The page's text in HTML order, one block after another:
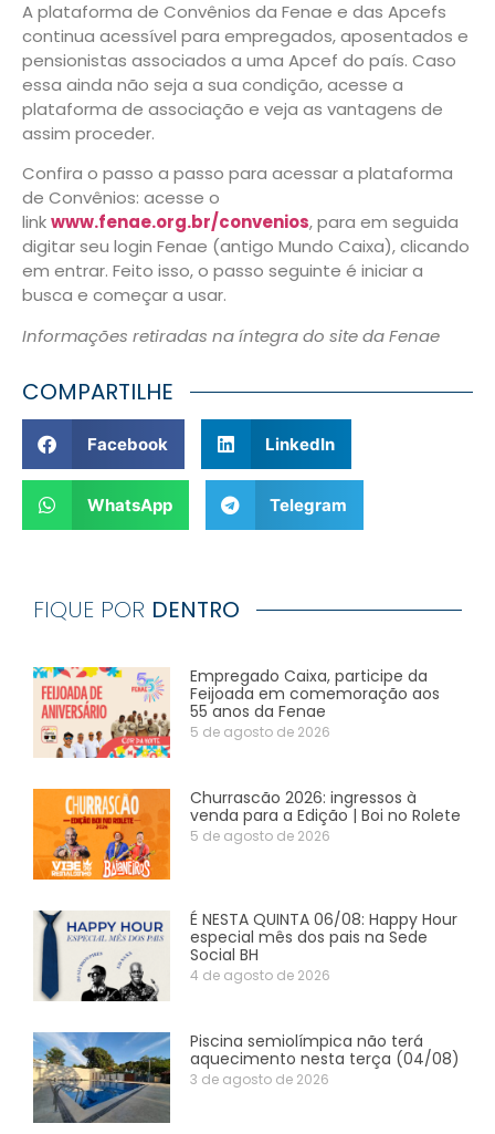
A plataforma de Convênios da Fenae e das Apcefs
continua acessível para empregados, aposentados e
pensionistas associados a uma Apcef do país. Caso
essa ainda não seja a sua condição, acesse a
plataforma de associação e veja as vantagens de
assim proceder.
Confira o passo a passo para acessar a plataforma
de Convênios: acesse o
linkwww.fenae.org.br/convenios, para em seguida
digitar seu login Fenae (antigo Mundo Caixa), clicando
em entrar. Feito isso, o passo seguinte é iniciar a
busca e começar a usar.
Informações retiradas na íntegra do site da Fenae
COMPARTILHE
Facebook LinkedIn
WhatsApp Telegram
FIQUE POR DENTRO
Empregado Caixa, participe da
Feijoada em comemoração aos
55 anos da Fenae
5 de agosto de 2026
Churrascão 2026: ingressos à
venda para a Edição | Boi no Rolete
5 de agosto de 2026
É NESTA QUINTA 06/08: Happy Hour
especial mês dos pais na Sede
Social BH
4 de agosto de 2026
Piscina semiolímpica não terá
aquecimento nesta terça (04/08)
3 de agosto de 2026